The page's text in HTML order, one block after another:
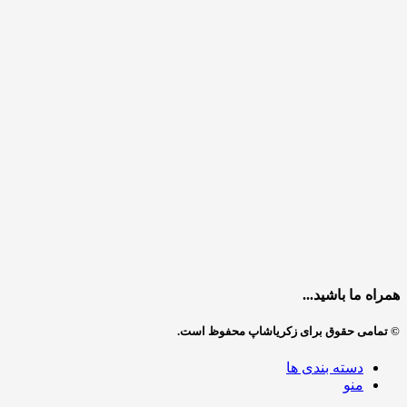
همراه ما باشید...
© تمامی حقوق برای زکریاشاپ محفوظ است.
دسته بندی ها
منو